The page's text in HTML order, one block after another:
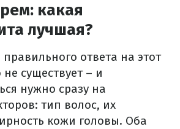
какая
лучшая?
ответа на этот
существует – и
нужно сразу на
тип волос, их
кожи головы. Оба